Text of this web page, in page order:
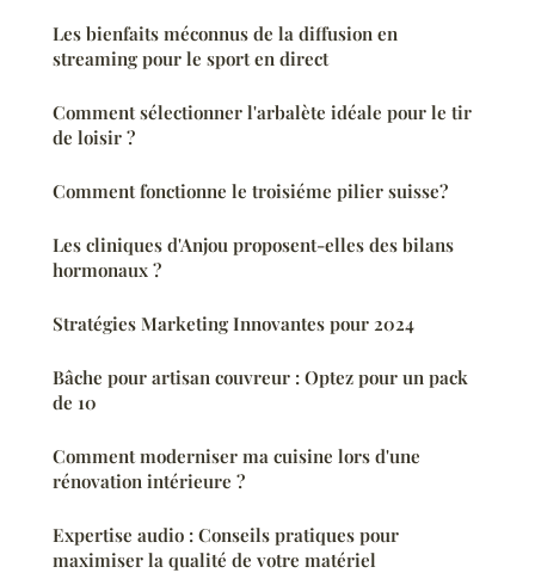
Les bienfaits méconnus de la diffusion en
streaming pour le sport en direct
Comment sélectionner l'arbalète idéale pour le tir
de loisir ?
Comment fonctionne le troisiéme pilier suisse?
Les cliniques d'Anjou proposent-elles des bilans
hormonaux ?
Stratégies Marketing Innovantes pour 2024
Bâche pour artisan couvreur : Optez pour un pack
de 10
Comment moderniser ma cuisine lors d'une
rénovation intérieure ?
Expertise audio : Conseils pratiques pour
maximiser la qualité de votre matériel